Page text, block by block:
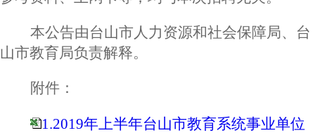
本公告由台山市人力资源和社会保障局、台
山市教育局负责解释。
附件：
1.2019年上半年台山市教育系统事业单位